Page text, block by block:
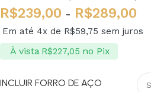
R$239,00 - R$289,00
Em até 4x de R$59,75 sem juros
À vista R$227,05 no Pix
INCLUIR FORRO DE AÇO